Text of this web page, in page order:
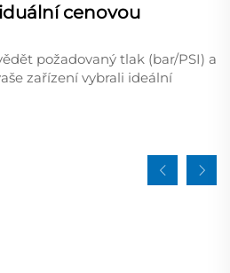
cenovou
požadovaný tlak (bar/PSI) a
zařízení vybrali ideální